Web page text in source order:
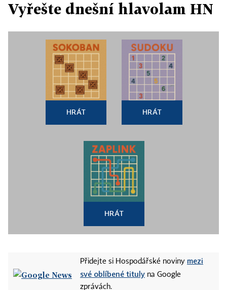
Vyřešte dnešní hlavolam HN
HRÁT HRÁT
HRÁT
Přidejte si Hospodářské noviny mezi
své oblíbené tituly na Google
zprávách.